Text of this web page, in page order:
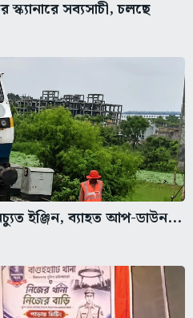
সব্যসাচী, চলছে
ইঞ্জিন, ব্যাহত আপ-ডাউন...